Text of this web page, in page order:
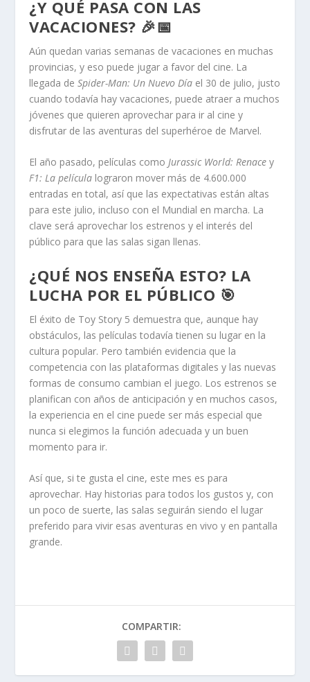
¿Y QUÉ PASA CON LAS
VACACIONES? 🎉📅
Aún quedan varias semanas de vacaciones en muchas
provincias, y eso puede jugar a favor del cine. La
llegada deSpider-Man: Un Nuevo Día el 30 de julio, justo
cuando todavía hay vacaciones, puede atraer a muchos
jóvenes que quieren aprovechar para ir al cine y
disfrutar de las aventuras del superhéroe de Marvel.
El año pasado, películas comoJurassic World: Renace y
F1: La película lograron mover más de 4.600.000
entradas en total, así que las expectativas están altas
para este julio, incluso con el Mundial en marcha. La
clave será aprovechar los estrenos y el interés del
público para que las salas sigan llenas.
¿QUÉ NOS ENSEÑA ESTO? LA
LUCHA POR EL PÚBLICO 🎯
El éxito de Toy Story 5 demuestra que, aunque hay
obstáculos, las películas todavía tienen su lugar en la
cultura popular. Pero también evidencia que la
competencia con las plataformas digitales y las nuevas
formas de consumo cambian el juego. Los estrenos se
planifican con años de anticipación y en muchos casos,
la experiencia en el cine puede ser más especial que
nunca si elegimos la función adecuada y un buen
momento para ir.
Así que, si te gusta el cine, este mes es para
aprovechar. Hay historias para todos los gustos y, con
un poco de suerte, las salas seguirán siendo el lugar
preferido para vivir esas aventuras en vivo y en pantalla
grande.
COMPARTIR: